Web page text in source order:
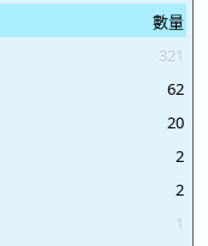
數量
321
62
20
2
2
1